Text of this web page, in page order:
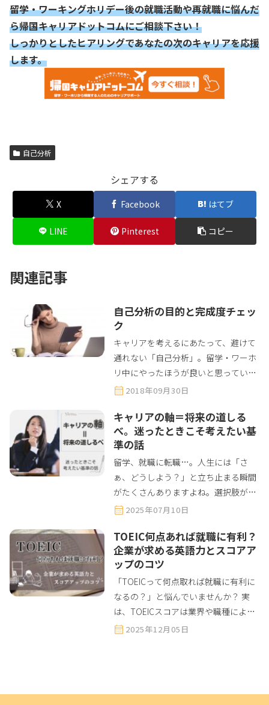
留学・ワーキングホリデー後の就職活動や再就職に悩んだ
ら帰国キャリアドットコムにご相談下さい！
しっかりとしたヒアリングであなたの次のキャリアを応援
します。
自己分析
シェアする
X Facebook はてブ
LINE Pinterest コピー
関連記事
自己分析の目的と完成度チェッ
ク
キャリアを考えるにあたって、避けて
通れない「自己分析」。留学・ワーホ
リ中にやったほうが良いと思っていて
もなかなか動き出せない人も多いので
己分析ができているかチェックできる
ようにまとめました。
2018年09月30日
キャリアの軸＝将来の道しる
べ。迷ったときこそ考えたい基
準の話
留学、就職に転職…。人生には「さ
ぁ、どうしよう？」と立ち止まる瞬間
がたくさんありますよね。選択肢が多
すぎて迷ってしまったり、SNSで他人
したいんだろう？」と夜中に考え込ん
でしまったり、そんな時に頼りになる
の...
2025年07月10日
TOEIC何点あれば就職に有利？
企業が求める英語力とスコアア
ップのコツ
「TOEICって何点取れば就職に有利に
なるの？」と悩んでいませんか？ 実
は、TOEICスコアは業界や職種によっ
て求められるレベルが大きく異なり、
2025年12月05日